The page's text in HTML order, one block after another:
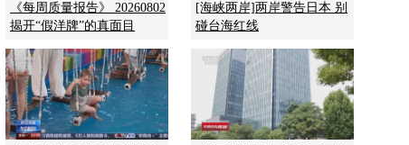
《每周质量报告》 20260802
揭开“假洋牌”的真面目
[海峡两岸]两岸警告日本 别
碰台海红线